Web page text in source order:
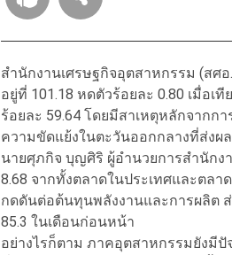
สำนักงานเศรษฐกิจอุตสาหกรรม (สศ
อยู่ที่ 101.18 หดตัวร้อยละ 0.80 เมื่อ
ร้อยละ 59.64 โดยมีสาเหตุหลักจากก
ความขัดแย้งในตะวันออกกลางที่ส่ง
นายศุภกิจ บุญศิริ ผู้อำนวยการสำนักง
8.68 จากทั้งตลาดในประเทศและตล
กดดันต่อต้นทุนพลังงานและการผลิต
85.3 ในเดือนก่อนหน้า
อย่างไรก็ตาม ภาคอุตสาหกรรมยังมี